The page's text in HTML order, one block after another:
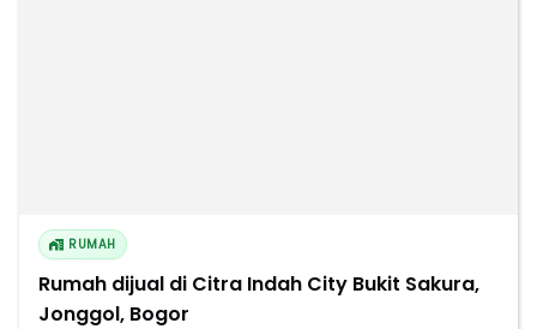
RUMAH
Rumah dijual di Citra Indah City Bukit Sakura,
Jonggol, Bogor